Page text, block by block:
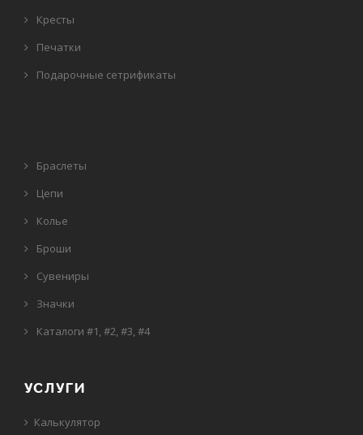
Кресты
Печатки
Подарочные сетрификаты
Браслеты
Цепи
Колье
Броши
Сувениры
Значки
Каталоги #1, #2, #3, #4
УСЛУГИ
Калькулятор